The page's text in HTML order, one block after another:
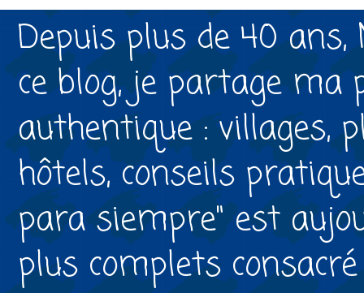
Depuis plus de 40
ce blog, je partage
authentique : villages,
hôtels, conseils
para siempre" est
plus complets consacré